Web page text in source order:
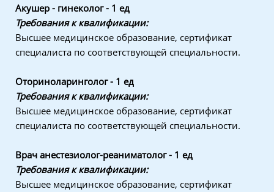
Акушер - гинеколог - 1 ед
Требования к квалификации:
Высшее медицинское образование, сертификат
специалиста по соответствующей специальности.
Оториноларинголог - 1 ед
Требования к квалификации:
Высшее медицинское образование, сертификат
специалиста по соответствующей специальности.
Врач анестезиолог-реаниматолог - 1 ед
Требования к квалификации:
Высшее медицинское образование, сертификат